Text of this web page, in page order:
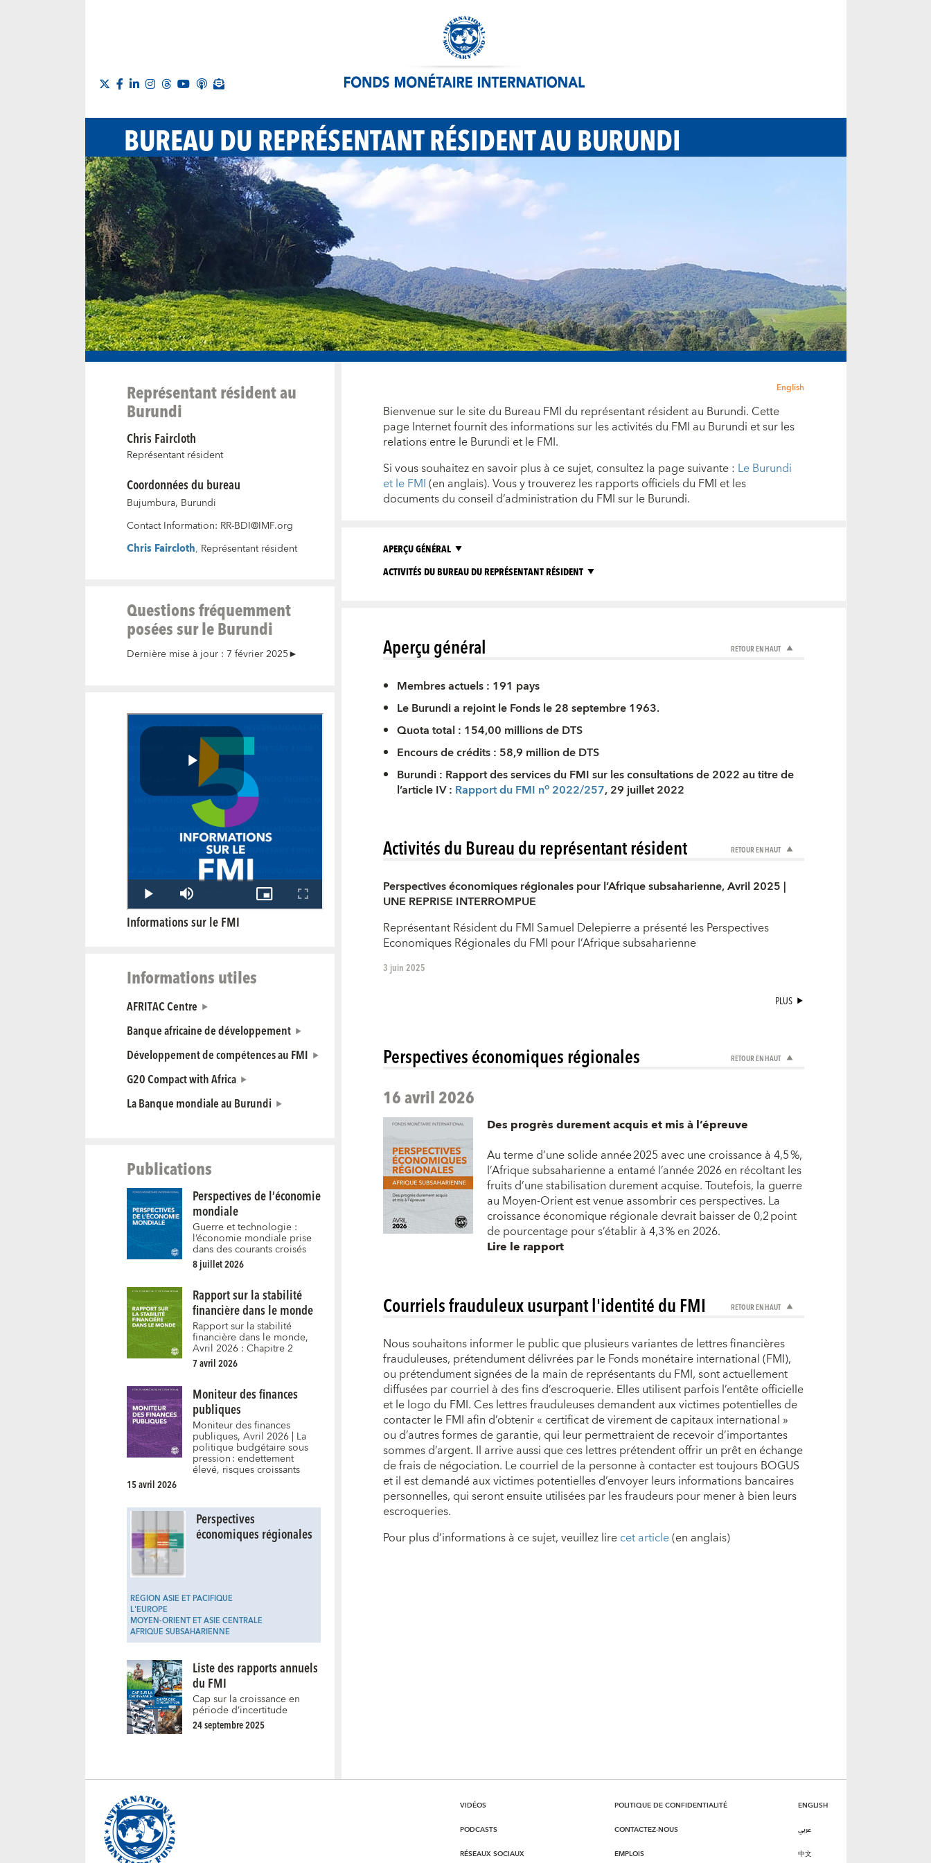
BUREAU DU REPRÉSENTANT RÉSIDENT AU BURUNDI
Représentant résident au
Burundi
Chris Faircloth
Représentant résident
Coordonnées du bureau
Bujumbura, Burundi
Contact Information: RR-BDI@IMF.org
Chris Faircloth, Représentant résident
Questions fréquemment
posées sur le Burundi
Dernière mise à jour : 7 février 2025►
Informations sur le FMI
Informations utiles
AFRITAC Centre
Banque africaine de développement
Développement de compétences au FMI
G20 Compact with Africa
La Banque mondiale au Burundi
Publications
Perspectives de l’économie
mondiale
Guerre et technologie :
l’économie mondiale prise
dans des courants croisés
8 juillet 2026
Rapport sur la stabilité
financière dans le monde
Rapport sur la stabilité
financière dans le monde,
Avril 2026 : Chapitre 2
7 avril 2026
Moniteur des finances
publiques
Moniteur des finances
publiques, Avril 2026 | La
politique budgétaire sous
pression : endettement
élevé, risques croissants
15 avril 2026
Perspectives
économiques régionales
RÉGION ASIE ET PACIFIQUE
L'EUROPE
MOYEN-ORIENT ET ASIE CENTRALE
AFRIQUE SUBSAHARIENNE
Liste des rapports annuels
du FMI
Cap sur la croissance en
période d’incertitude
24 septembre 2025
English
Bienvenue sur le site du Bureau FMI du représentant résident au Burundi. Cette
page Internet fournit des informations sur les activités du FMI au Burundi et sur les
relations entre le Burundi et le FMI.
Si vous souhaitez en savoir plus à ce sujet, consultez la page suivante : Le Burundi
et le FMI(en anglais). Vous y trouverez les rapports officiels du FMI et les
documents du conseil d’administration du FMI sur le Burundi.
APERÇU GÉNÉRAL
ACTIVITÉS DU BUREAU DU REPRÉSENTANT RÉSIDENT
RETOUR EN HAUT
Aperçu général
Membres actuels : 191 pays
Le Burundi a rejoint le Fonds le 28 septembre 1963.
Quota total : 154,00 millions de DTS
Encours de crédits : 58,9 million de DTS
Burundi : Rapport des services du FMI sur les consultations de 2022 au titre de
l’article IV : Rapport du FMI no2022/257, 29 juillet 2022
RETOUR EN HAUT
Activités du Bureau du représentant résident
Perspectives économiques régionales pour l’Afrique subsaharienne, Avril 2025 |
UNE REPRISE INTERROMPUE​
Représentant Résident du FMI Samuel Delepierre a présenté les Perspectives
Economiques Régionales du FMI pour l’Afrique subsaharienne
3 juin 2025
PLUS
RETOUR EN HAUT
Perspectives économiques régionales
16 avril 2026
Des progrès durement acquis et mis à l’épreuve
Au terme d’une solide année 2025 avec une croissance à 4,5 %,
l’Afrique subsaharienne a entamé l’année 2026 en récoltant les
fruits d’une stabilisation durement acquise. Toutefois, la guerre
au Moyen-Orient est venue assombrir ces perspectives. La
croissance économique régionale devrait baisser de 0,2 point
de pourcentage pour s’établir à 4,3 % en 2026.
Lire le rapport
RETOUR EN HAUT
Courriels frauduleux usurpant l'identité du FMI
Nous souhaitons informer le public que plusieurs variantes de lettres financières
frauduleuses, prétendument délivrées par le Fonds monétaire international (FMI),
ou prétendument signées de la main de représentants du FMI, sont actuellement
diffusées par courriel à des fins d’escroquerie. Elles utilisent parfois l’entête officielle
et le logo du FMI. Ces lettres frauduleuses demandent aux victimes potentielles de
contacter le FMI afin d’obtenir « certificat de virement de capitaux international »
ou d’autres formes de garantie, qui leur permettraient de recevoir d’importantes
sommes d’argent. Il arrive aussi que ces lettres prétendent offrir un prêt en échange
de frais de négociation. Le courriel de la personne à contacter est toujours BOGUS
et il est demandé aux victimes potentielles d’envoyer leurs informations bancaires
personnelles, qui seront ensuite utilisées par les fraudeurs pour mener à bien leurs
escroqueries.
Pour plus d’informations à ce sujet, veuillez lirecet article(en anglais)
VIDÉOS
PODCASTS
RÉSEAUX SOCIAUX
POLITIQUE DE CONFIDENTIALITÉ
CONTACTEZ-NOUS
EMPLOIS
ENGLISH
عربي
中文